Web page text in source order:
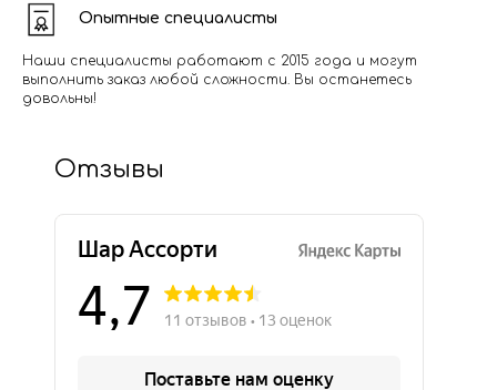
Опытные специалисты
Наши специалисты работают с 2015 года и могут
выполнить заказ любой сложности. Вы останетесь
довольны!
Отзывы